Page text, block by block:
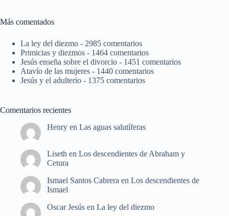
Más comentados
La ley del diezmo - 2985 comentarios
Primicias y diezmos - 1464 comentarios
Jesús enseña sobre el divorcio - 1451 comentarios
Atavío de las mujeres - 1440 comentarios
Jesús y el adulterio - 1375 comentarios
Comentarios recientes
Henry en Las aguas salutíferas
Liseth en Los descendientes de Abraham y
Cetura
Ismael Santos Cabrera en Los descendientes de
Ismael
Oscar Jesús en La ley del diezmo